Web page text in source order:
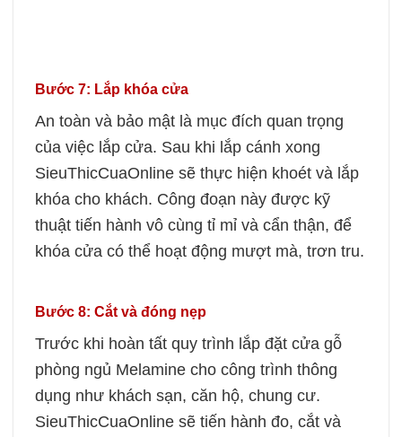
Bước 7: Lắp khóa cửa
An toàn và bảo mật là mục đích quan trọng
của việc lắp cửa. Sau khi lắp cánh xong
SieuThicCuaOnline sẽ thực hiện khoét và lắp
khóa cho khách. Công đoạn này được kỹ
thuật tiến hành vô cùng tỉ mỉ và cẩn thận, để
khóa cửa có thể hoạt động mượt mà, trơn tru.
Bước 8: Cắt và đóng nẹp
Trước khi hoàn tất quy trình lắp đặt cửa gỗ
phòng ngủ Melamine cho công trình thông
dụng như khách sạn, căn hộ, chung cư.
SieuThicCuaOnline sẽ tiến hành đo, cắt và